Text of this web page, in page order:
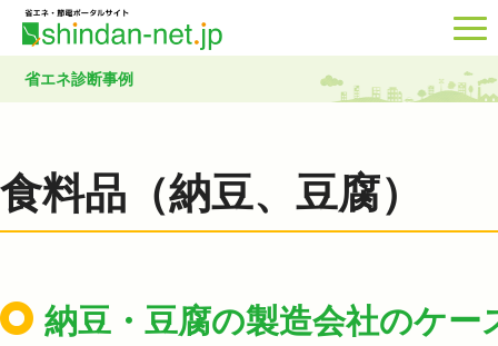
省エネ診断事例
食料品（納豆、豆腐）
納豆・豆腐の製造会社のケー